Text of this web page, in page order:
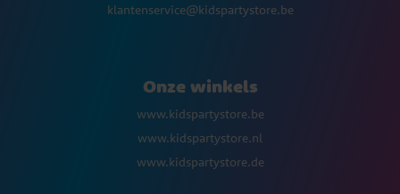
klantenservice@kidspartystore.be
Onze winkels
www.kidspartystore.be
www.kidspartystore.nl
www.kidspartystore.de